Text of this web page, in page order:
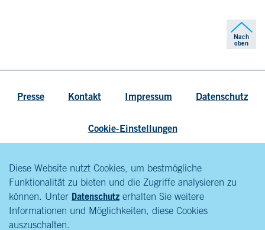
Nach
oben
Diese Website nutzt Cookies, um bestmögliche
Funktionalität zu bieten und die Zugriffe analysieren zu
können. Unter Datenschutz erhalten Sie weitere
Informationen und Möglichkeiten, diese Cookies
auszuschalten.
Presse Kontakt Impressum Datenschutz
Cookie-Einstellungen